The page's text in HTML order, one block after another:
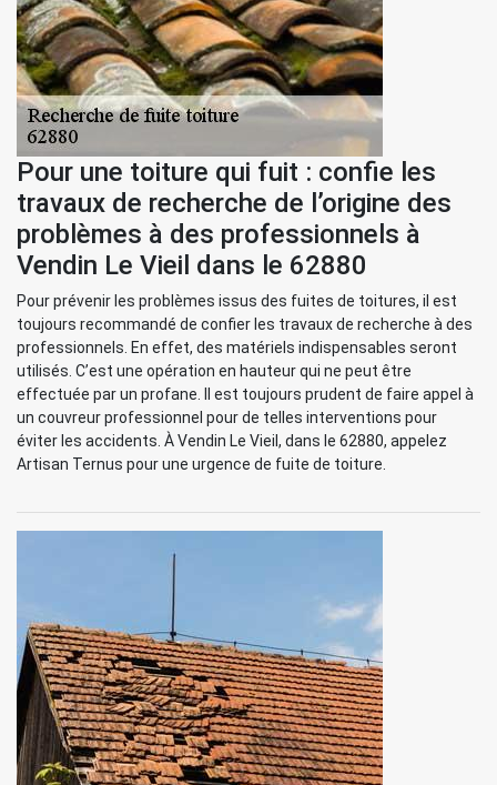
Pour une toiture qui fuit : confie les
travaux de recherche de l’origine des
problèmes à des professionnels à
Vendin Le Vieil dans le 62880
Pour prévenir les problèmes issus des fuites de toitures, il est
toujours recommandé de confier les travaux de recherche à des
professionnels. En effet, des matériels indispensables seront
utilisés. C’est une opération en hauteur qui ne peut être
effectuée par un profane. Il est toujours prudent de faire appel à
un couvreur professionnel pour de telles interventions pour
éviter les accidents. À Vendin Le Vieil, dans le 62880, appelez
Artisan Ternus pour une urgence de fuite de toiture.